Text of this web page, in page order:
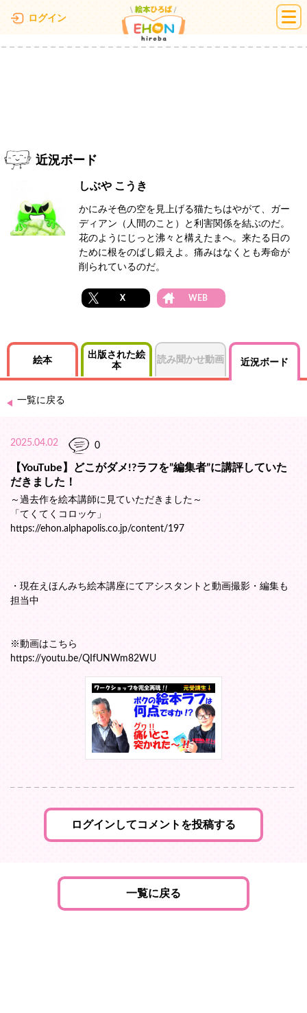
ログイン 絵本ひろば
近況ボード
しぶや こうき
かにみそ色の空を見上げる猫たちはやがて、ガー
ディアン（人間のこと）と利害関係を結ぶのだ。
花のようにじっと沸々と構えたまへ。来たる日の
ために根をのばし鍛えよ。痛みはなくとも寿命が
削られているのだ。
X WEB
絵本
出版された絵
本
読み聞かせ動画 近況ボード
一覧に戻る
2025.04.02 0
【YouTube】どこがダメ!?ラフを”編集者”に講評していた
だきました！
～過去作を絵本講師に見ていただきました～
「てくてくコロッケ」
https://ehon.alphapolis.co.jp/content/197
・現在えほんみち絵本講座にてアシスタントと動画撮影・編集も
担当中
※動画はこちら
https://youtu.be/QIfUNWm82WU
ログインしてコメントを投稿する
一覧に戻る